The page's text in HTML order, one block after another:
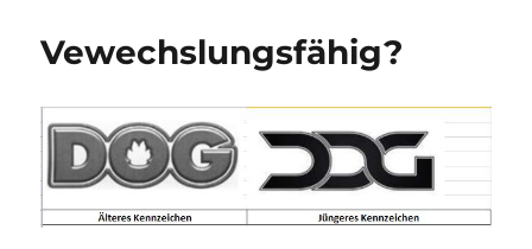
Vewechslungsfähig?